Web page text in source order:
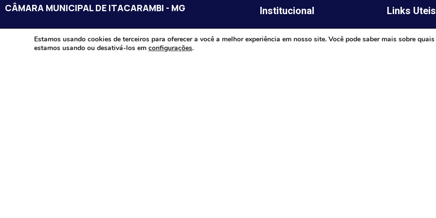
CÂMARA MUNICIPAL DE ITACARAMBI - MG
Endereço: Av. Juca Nascimento, n.º 240, Nossa Senhora de Fátima,
Itacarambi/MG – CEP: 39470-000
Institucional
Legislativo
Links Uteis
Prefeitura de
Estamos usando cookies de terceiros para oferecer a você a melhor experiência em nosso site. Você pode saber mais sobre
estamos usando ou desativá-los em configurações.